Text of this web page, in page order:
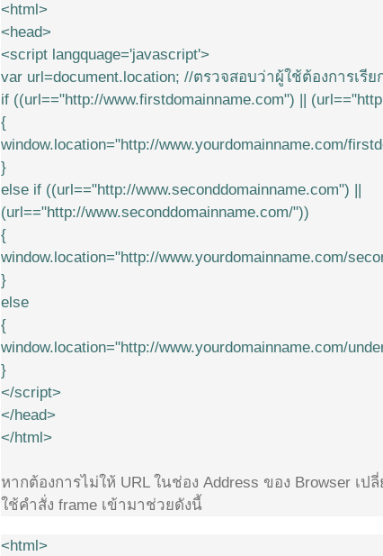
<html>
<head>
<script langquage='javascript'>
var url=document.location; //ตรวจสอบว่าผู้ใช้ต้องการเรี
if ((url=="http://www.firstdomainname.com") ||
{
window.location="http://www.yourdomainname.com/
}
else if ((url=="http://www.seconddomainname.com") ||
(url=="http://www.seconddomainname.com/"))
{
window.location="http://www.yourdomainname.com/
}
else
{
window.location="http://www.yourdomainname.com/
}
</script>
</head>
</html>
หากต้องการไม่ให้ URL ในช่อง Address ของ Browser เ
ใช้คำสั่ง frame เข้ามาช่วยดังนี้
<html>